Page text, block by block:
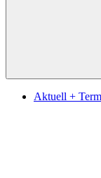
Aktuell +